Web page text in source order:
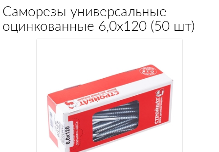
Саморезы универсальные
оцинкованные 6,0х120 (50 шт)